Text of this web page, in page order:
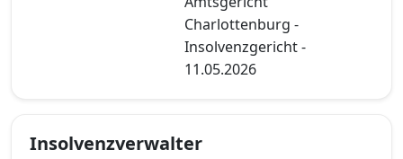
Charlottenburg -
Insolvenzgericht -
11.05.2026
Insolvenzverwalter